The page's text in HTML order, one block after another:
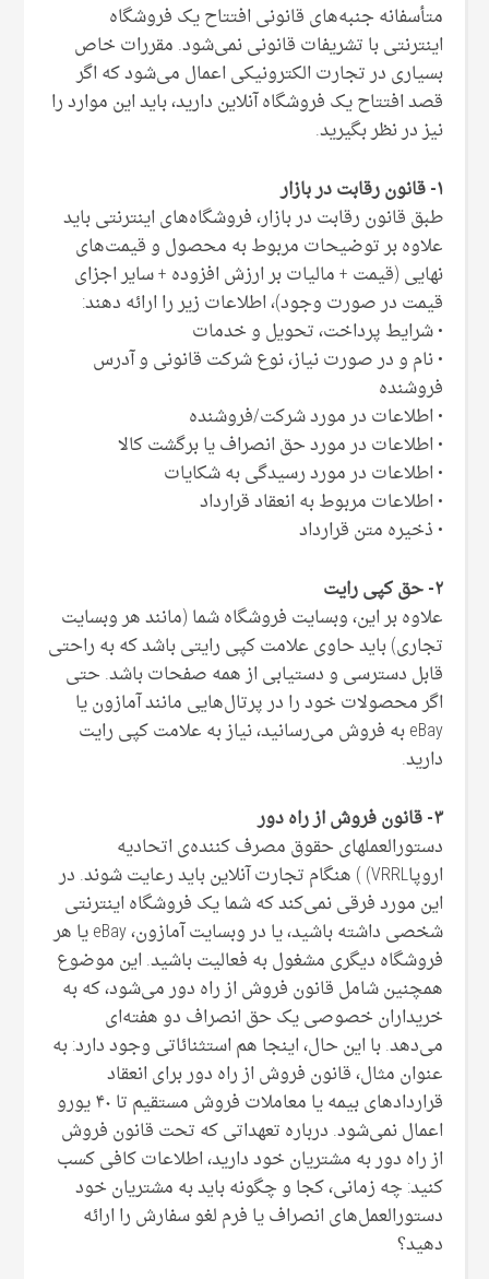
متأسفانه جنبه‌های قانونی افتتاح یک فروشگاه
اینترنتی با تشریفات قانونی نمی‌شود. مقررات خاص
بسیاری در تجارت الکترونیکی اعمال می‌شود که اگر
قصد افتتاح یک فروشگاه آنلاین دارید، باید این موارد را
نیز در نظر بگیرید.
۱- قانون رقابت در بازار
طبق قانون رقابت در بازار، فروشگاه‌های اینترنتی باید
علاوه بر توضیحات مربوط به محصول و قیمت‌های
نهایی (قیمت + مالیات بر ارزش افزوده + سایر اجزای
قیمت در صورت وجود)، اطلاعات زیر را ارائه دهند:
• شرایط پرداخت، تحویل و خدمات
• نام و در صورت نیاز، نوع شرکت قانونی و آدرس
فروشنده
• اطلاعات در مورد شرکت/فروشنده
• اطلاعات در مورد حق انصراف یا برگشت کالا
• اطلاعات در مورد رسیدگی به شکایات
• اطلاعات مربوط به انعقاد قرارداد
• ذخیره متن قرارداد
۲- حق کپی رایت
علاوه بر این، وبسایت فروشگاه شما (مانند هر وبسایت
تجاری) باید حاوی علامت کپی رایتی باشد که به راحتی
قابل دسترسی و دستیابی از همه صفحات باشد. حتی
اگر محصولات خود را در پرتال‌هایی مانند آمازون یا
eBay به فروش می‌رسانید، نیاز به علامت کپی رایت
دارید.
۳- قانون فروش از راه دور
دستورالعملهای حقوق مصرف کننده‌ی اتحادیه
اروپاVRRL) ) هنگام تجارت آنلاین باید رعایت شوند. در
این مورد فرقی نمی‌کند که شما یک فروشگاه اینترنتی
شخصی داشته باشید، یا در وبسایت آمازون، eBay یا هر
فروشگاه دیگری مشغول به فعالیت باشید. این موضوع
همچنین شامل قانون فروش از راه دور می‌شود، که به
خریداران خصوصی یک حق انصراف دو هفته‌ای
می‌دهد. با این حال، اینجا هم استثنائاتی وجود دارد: به
عنوان مثال، قانون فروش از راه دور برای انعقاد
قراردادهای بیمه یا معاملات فروش مستقیم تا ۴۰ یورو
اعمال نمی‌شود. درباره تعهداتی که تحت قانون فروش
از راه دور به مشتریان خود دارید، اطلاعات کافی کسب
کنید: چه زمانی، کجا و چگونه باید به مشتریان خود
دستورالعمل‌های انصراف یا فرم لغو سفارش را ارائه
دهید؟